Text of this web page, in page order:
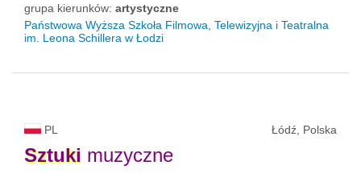
grupa kierunków: artystyczne
Państwowa Wyższa Szkoła Filmowa, Telewizyjna i Teatralna
im. Leona Schillera w Łodzi
PL Łódź, Polska
Sztuki muzyczne